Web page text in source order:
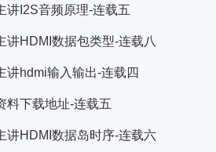
讲I2S音频原理-连载五
讲HDMI数据包类型-连载八
讲hdmi输入输出-连载四
料下载地址-连载五
讲HDMI数据岛时序-连载六